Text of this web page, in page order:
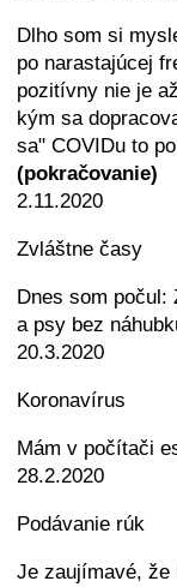
Dlho som si
po narastajúcej
pozitívny nie je
kým sa
sa" COVIDu to
(pokračovanie)
2.11.2020
Zvláštne časy
Dnes som počul:
a psy bez
20.3.2020
Koronavírus
Mám v počítači
28.2.2020
Podávanie rúk
Je zaujímavé, že